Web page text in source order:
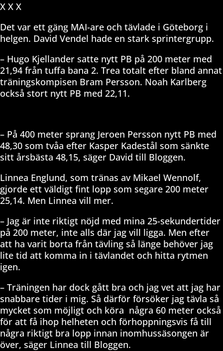
X X X
Det var ett gäng MAI-are och tävlade i Göteborg i
helgen. David Vendel hade en stark sprintergrupp.
– Hugo Kjellander satte nytt PB på 200 meter med
21,94 från tuffa bana 2. Trea totalt efter bland annat
träningskompisen Bram Persson. Noah Karlberg
också stort nytt PB med 22,11.
– På 400 meter sprang Jeroen Persson nytt PB med
48,30 som tvåa efter Kasper Kadestål som sänkte
sitt årsbästa 48,15, säger David till Bloggen.
Linnea Englund, som tränas av Mikael Wennolf,
gjorde ett väldigt fint lopp som segare 200 meter
25,14. Men Linnea vill mer.
– Jag är inte riktigt nöjd med mina 25-sekundertider
på 200 meter, inte alls där jag vill ligga. Men efter
att ha varit borta från tävling så länge behöver jag
lite tid att komma in i tävlandet och hitta rytmen
igen.
– Träningen har dock gått bra och jag vet att jag har
snabbare tider i mig. Så därför försöker jag tävla så
mycket som möjligt och köra några 60 meter också
för att få ihop helheten och förhoppningsvis få till
några riktigt bra lopp innan inomhussäsongen är
över, säger Linnea till Bloggen.